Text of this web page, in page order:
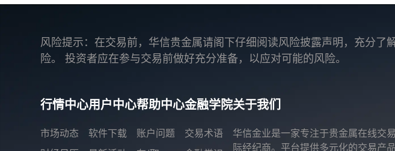
风险提示：在交易前，华信贵金属请阁下仔细阅读风险披露声明，充分
险。 投资者应在参与交易前做好充分准备，以应对可能的风险。
行情中心
市场动态
用户中心
软件下载
帮助中心
账户问题
金融学院
交易术语
关于我们
华信金业是一家专注于贵金属在线交
际经纪商。平台提供多元化的交易产